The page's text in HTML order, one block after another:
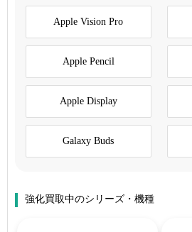
Apple Vision Pro
Apple Pencil
Apple Display
Galaxy Buds
強化買取中のシリーズ・機種